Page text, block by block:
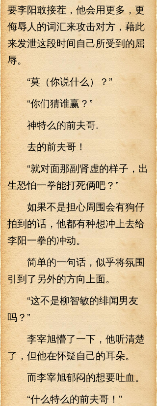
要李阳敢接茬，他会用更多，更
侮辱人的词汇来攻击对方，藉此
来发泄这段时间自己所受到的屈
辱。
“莫（你说什么）？”
“你们猜谁赢？”
神特么的前夫哥.
去的前夫哥！
“就对面那副肾虚的样子，出
生恐怕一拳能打死俩吧？”
如果不是担心周围会有狗仔
拍到的话，他都有种想冲上去给
李阳一拳的冲动。
简单的一句话，似乎将氛围
引到了另外的方向上面。
“这不是柳智敏的绯闻男友
吗？”
李宰旭懵了一下，他听清楚
了，但他在怀疑自己的耳朵。
而李宰旭郁闷的想要吐血。
“什么特么的前夫哥！”